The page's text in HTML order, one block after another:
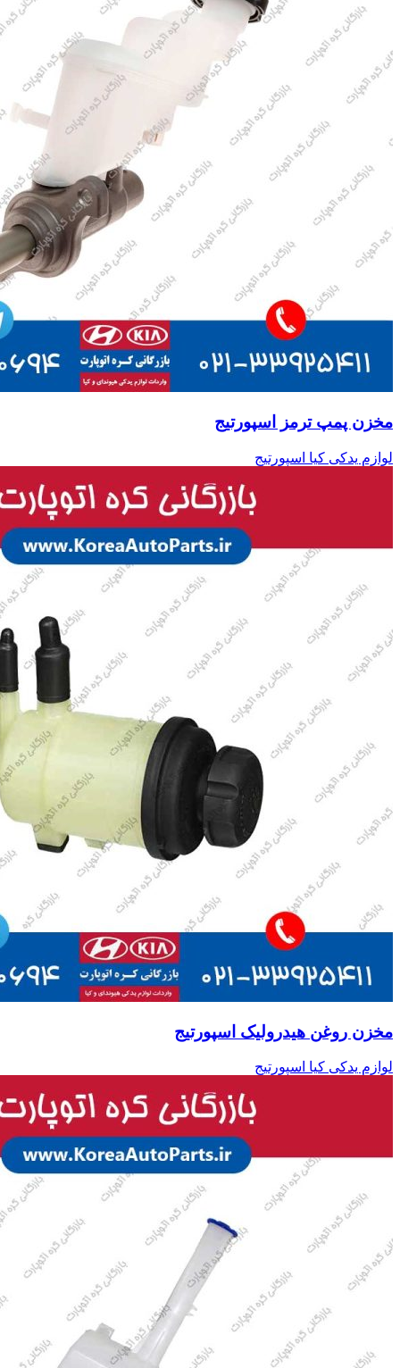
مخزن پمپ ترمز اسپورتیج
لوازم یدکی کیا اسپورتیج
مخزن روغن هیدرولیک اسپورتیج
لوازم یدکی کیا اسپورتیج